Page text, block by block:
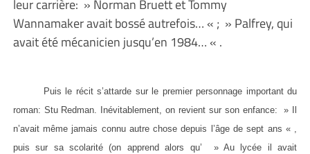
leur carrière: » Norman Bruett et Tommy
Wannamaker avait bossé autrefois… « ; » Palfrey, qui
avait été mécanicien jusqu’en 1984… « .
Puis le récit s’attarde sur le premier personnage important du
roman: Stu Redman. Inévitablement, on revient sur son enfance: » Il
n’avait même jamais connu autre chose depuis l’âge de sept ans « ,
puis sur sa scolarité (on apprend alors qu’ » Au lycée il avait